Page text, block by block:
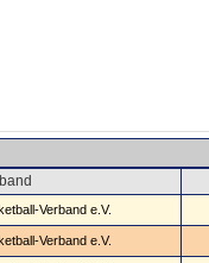
Verband e.V.
Verband e.V.